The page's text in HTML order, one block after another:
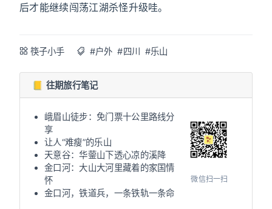
后才能继续闯荡江湖杀怪升级哇。
筷子小手 #户外 #四川 #乐山
📒 往期旅行笔记
峨眉山徒步：免门票十公里路线分
享
让人“难瘦”的乐山
天意谷：华蓥山下透心凉的溪降
金口河：大山大河里藏着的家国情
怀
金口河，铁道兵，一条铁轨一条命
微信扫一扫